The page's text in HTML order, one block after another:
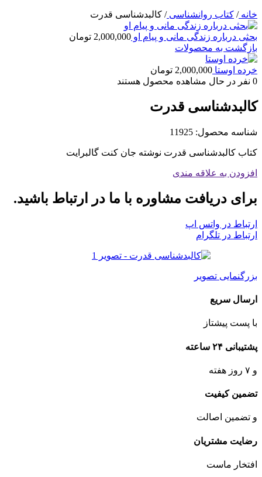
خانه/ کتاب روانشناسی/ کالبدشناسی قدرت
بحثی درباره زندگی مانی و پیام او 2,000,000 تومان
بازگشت به محصولات
خرده اوستا 2,000,000 تومان
0 نفر در حال مشاهده محصول هستند
کالبدشناسی قدرت
شناسه محصول: 11925
کتاب کالبدشناسی قدرت نوشته جان کنت گالبرایت
افزودن به علاقه مندی
برای دریافت مشاوره با ما در ارتباط باشید.
ارتباط در واتس اپ
ارتباط در تلگرام
بزرگنمایی تصویر
ارسال سریع
با پست پیشتاز
پشتیبانی ۲۴ ساعته
و ۷ روز هفته
تضمین کیفیت
و تضمین اصالت
رضایت مشتریان
افتخار ماست